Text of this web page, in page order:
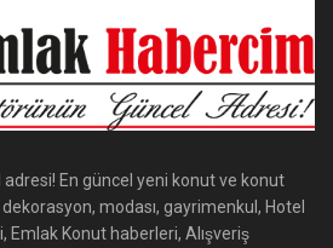
En güncel yeni konut ve konut
modası, gayrimenkul, Hotel
Emlak Konut haberleri, Alışveriş